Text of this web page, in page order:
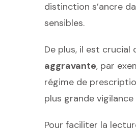
distinction s’ancre
sensibles.
De plus, il est crucial
aggravante, par
régime de
plus grande
Pour faciliter la